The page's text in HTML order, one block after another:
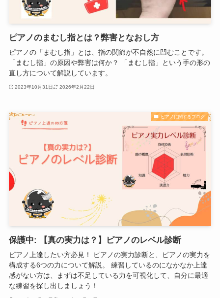
ピアノのまむし指とは？弊害となおし方
ピアノの「まむし指」とは、指の関節が不自然に凹むことです。
「まむし指」の原因や弊害は何か？ 「まむし指」という手の形の
直し方について解説しています。
2023年10月31日 2026年2月22日
ピアノに関するブログ
保護中: 【真の実力は？】ピアノのレベル診断
ピアノ上達したい方必見！ ピアノの実力診断と、ピアノの実力を
構成する6つの力について解説。 練習しているのになかなか上達
感がない方は、まずは不足している力を可視化して、自分に最適
な練習を探し出しましょう！